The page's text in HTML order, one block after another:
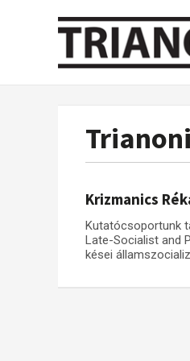
Krizmanics
Kutatócsoportunk
Late-Socialist and
kései